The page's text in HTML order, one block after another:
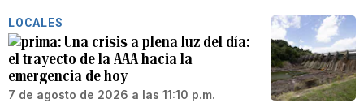
LOCALES
Una crisis a plena luz del día:
el trayecto de la AAA hacia la
emergencia de hoy
7 de agosto de 2026 a las 11:10 p.m.